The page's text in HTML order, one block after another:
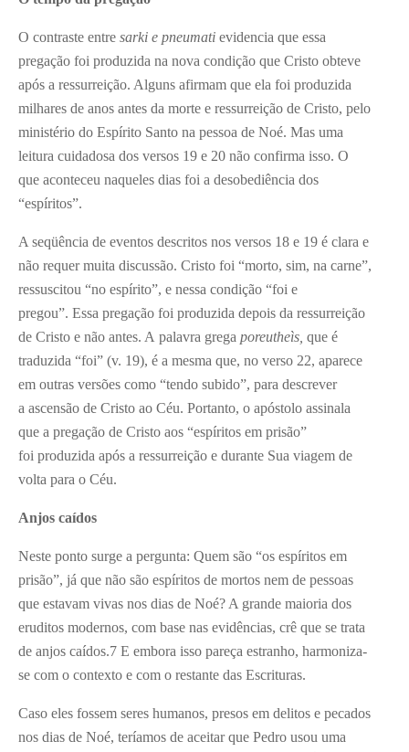
O contraste entre sarki e pneumati evidencia que essa
pregação foi produzida na nova condição que Cristo obteve
após a ressurreição. Alguns afirmam que ela foi produzida
milhares de anos antes da morte e ressurreição de Cristo, pelo
ministério do Espírito Santo na pessoa de Noé. Mas uma
leitura cuidadosa dos versos 19 e 20 não confirma isso. O
que aconteceu naqueles dias foi a desobediência dos
“espíritos”.
A seqüência de eventos descritos nos versos 18 e 19 é clara e
não requer muita discussão. Cristo foi “morto, sim, na carne”,
ressuscitou “no espírito”, e nessa condição “foi e
pregou”. Essa pregação foi produzida depois da ressurreição
de Cristo e não antes. A palavra grega poreutheìs, que é
traduzida “foi” (v. 19), é a mesma que, no verso 22, aparece
em outras versões como “tendo subido”, para descrever
a ascensão de Cristo ao Céu. Portanto, o apóstolo assinala
que a pregação de Cristo aos “espíritos em prisão”
foi produzida após a ressurreição e durante Sua viagem de
volta para o Céu.
Anjos caídos
Neste ponto surge a pergunta: Quem são “os espíritos em
prisão”, já que não são espíritos de mortos nem de pessoas
que estavam vivas nos dias de Noé? A grande maioria dos
eruditos modernos, com base nas evidências, crê que se trata
de anjos caídos.7 E embora isso pareça estranho, harmoniza-
se com o contexto e com o restante das Escrituras.
Caso eles fossem seres humanos, presos em delitos e pecados
nos dias de Noé, teríamos de aceitar que Pedro usou uma